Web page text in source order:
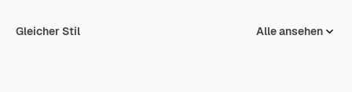
Gleicher Stil Alle ansehen